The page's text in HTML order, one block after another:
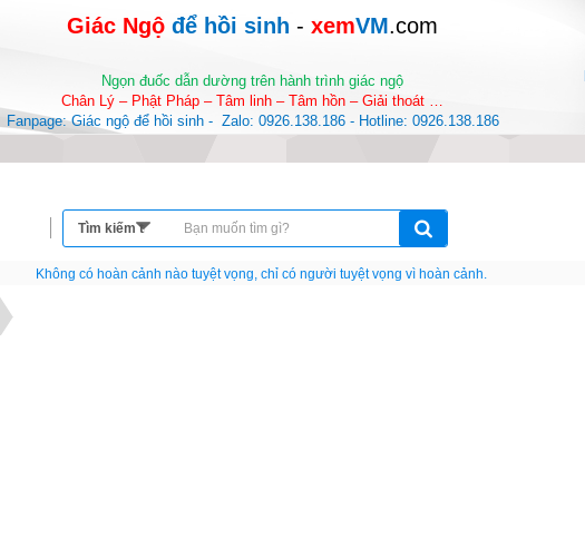
Giác Ngộ để hồi sinh - xemVM.com
Ngọn đuốc dẫn dường trên hành trình giác ngộ
Chân Lý – Phật Pháp – Tâm linh – Tâm hồn – Giải thoát …
Fanpage: Giác ngộ để hồi sinh -  Zalo: 0926.138.186 - Hotline: 0926.138.186
Không có hoàn cảnh nào tuyệt vọng, chỉ có người tuyệt vọng vì hoàn cảnh.